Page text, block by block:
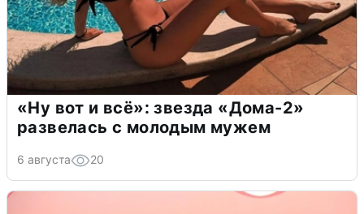
«Ну вот и всё»: звезда «Дома-2»
развелась с молодым мужем
6 августа 20